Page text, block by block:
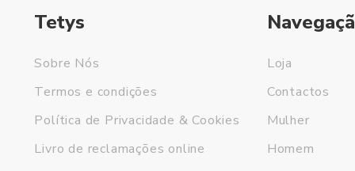
Tetys
Sobre Nós
Termos e condições
Política de Privacidade & Cookies
Livro de reclamações online
Loja
Contactos
Mulher
Homem